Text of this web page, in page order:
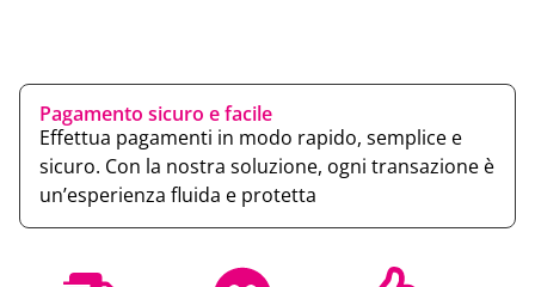
Pagamento sicuro e facile
Effettua pagamenti in modo rapido, semplice e
sicuro. Con la nostra soluzione, ogni transazione è
un’esperienza fluida e protetta